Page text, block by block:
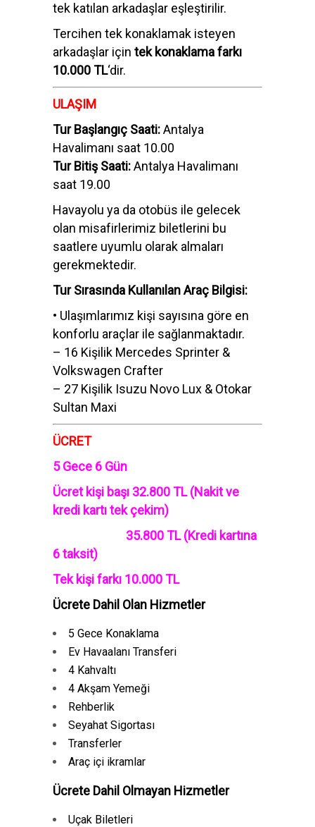
tek katılan arkadaşlar eşleştirilir.
Tercihen tek konaklamak isteyen
arkadaşlar için tek konaklama farkı
10.000 TL‘dir.
ULAŞIM
Tur Başlangıç Saati:Antalya
Havalimanı saat 10.00
Tur Bitiş Saati:Antalya Havalimanı
saat 19.00
Havayolu ya da otobüs ile gelecek
olan misafirlerimiz biletlerini bu
saatlere uyumlu olarak almaları
gerekmektedir.
Tur Sırasında Kullanılan Araç Bilgisi:
• Ulaşımlarımız kişi sayısına göre en
konforlu araçlar ile sağlanmaktadır.
– 16 Kişilik Mercedes Sprinter &
Volkswagen Crafter
– 27 Kişilik Isuzu Novo Lux & Otokar
Sultan Maxi
ÜCRET
5 Gece 6 Gün
Ücret kişi başı 32.800 TL (Nakit ve
kredi kartı tek çekim)
35.800 TL (Kredi kartına
6 taksit)
Tek kişi farkı 10.000 TL
Ücrete Dahil Olan Hizmetler
5 Gece Konaklama
Ev Havaalanı Transferi
4 Kahvaltı
4 Akşam Yemeği
Rehberlik
Seyahat Sigortası
Transferler
Araç içi ikramlar
Ücrete Dahil Olmayan Hizmetler
Uçak Biletleri